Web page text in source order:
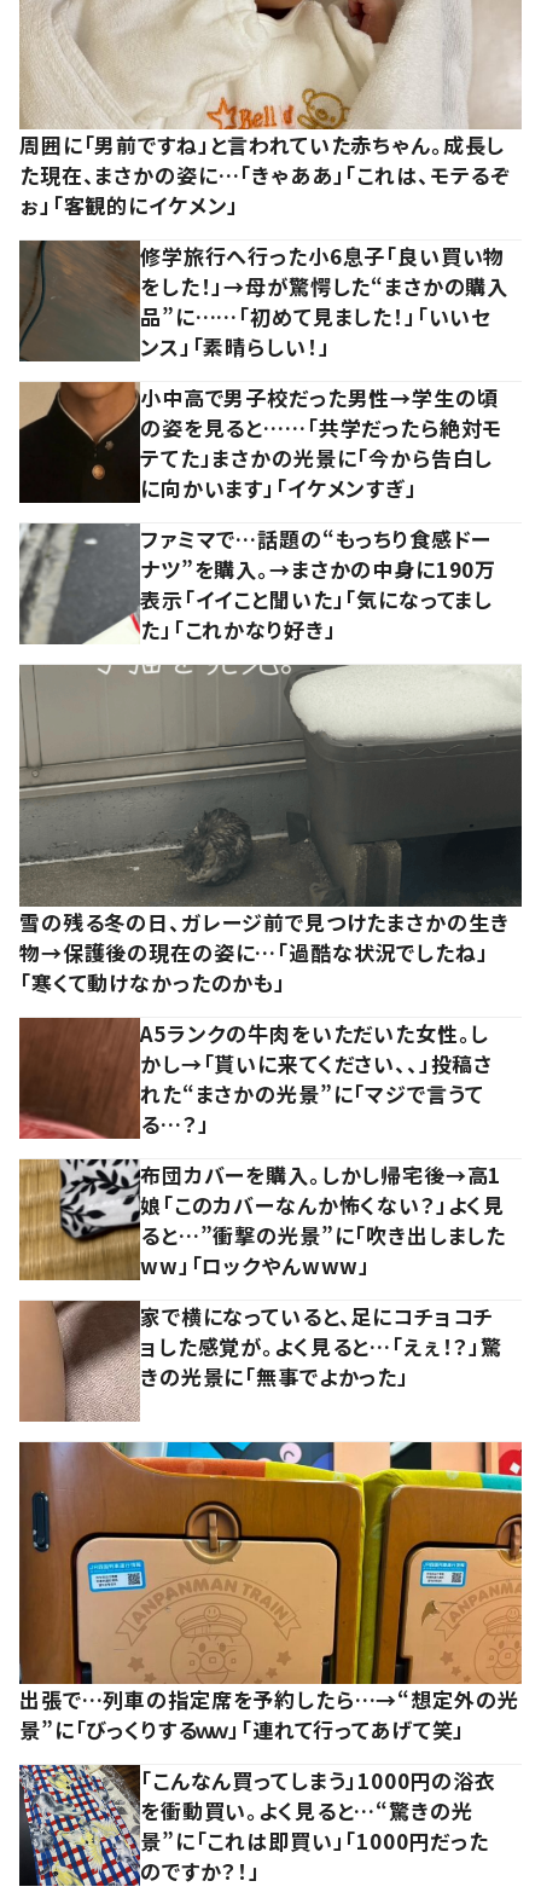
周囲に「男前ですね」と言われていた赤ちゃん。成長し
た現在、まさかの姿に…「きゃああ」「これは、モテるぞ
ぉ」「客観的にイケメン」
修学旅行へ行った小6息子「良い買い物
をした！」→母が驚愕した“まさかの購入
品”に……「初めて見ました！」「いいセ
ンス」「素晴らしい！」
小中高で男子校だった男性→学生の頃
の姿を見ると……「共学だったら絶対モ
テてた」まさかの光景に「今から告白し
に向かいます」「イケメンすぎ」
ファミマで…話題の“もっちり食感ドー
ナツ”を購入。→まさかの中身に190万
表示「イイこと聞いた」「気になってまし
た」「これかなり好き」
雪の残る冬の日、ガレージ前で見つけたまさかの生き
物→保護後の現在の姿に…「過酷な状況でしたね」
「寒くて動けなかったのかも」
A5ランクの牛肉をいただいた女性。し
かし→「貰いに来てください、、」投稿さ
れた“まさかの光景”に「マジで言うて
る…？」
布団カバーを購入。しかし帰宅後→高1
娘「このカバーなんか怖くない？」よく見
ると…”衝撃の光景”に「吹き出しました
ww」「ロックやんwww」
家で横になっていると、足にコチョコチ
ョした感覚が。よく見ると…「えぇ！？」驚
きの光景に「無事でよかった」
出張で…列車の指定席を予約したら…→“想定外の光
景”に「びっくりするｗｗ」「連れて行ってあげて笑」
「こんなん買ってしまう」1000円の浴衣
を衝動買い。よく見ると…“驚きの光
景”に「これは即買い」「1000円だった
のですか？！」